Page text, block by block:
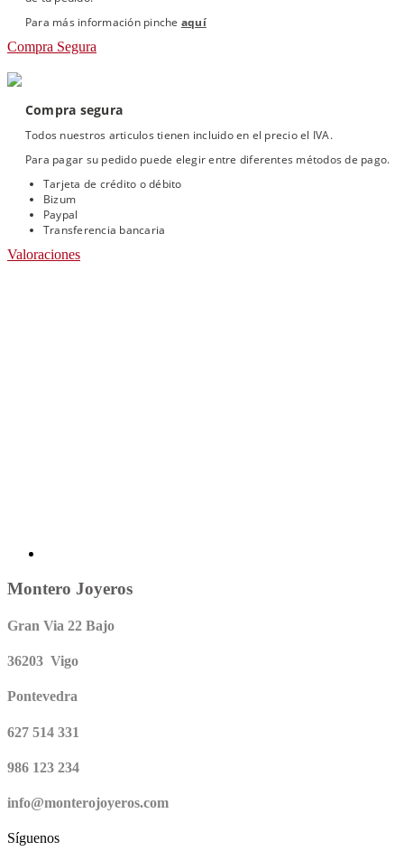
Para más información pinche aquí
Compra Segura
Compra segura
Todos nuestros articulos tienen incluido en el precio el IVA.
Para pagar su pedido puede elegir entre diferentes métodos de pago.
Tarjeta de crédito o débito
Bizum
Paypal
Transferencia bancaria
Valoraciones
Montero Joyeros
Gran Via 22 Bajo
36203 Vigo
Pontevedra
627 514 331
986 123 234
info@monterojoyeros.com
Síguenos